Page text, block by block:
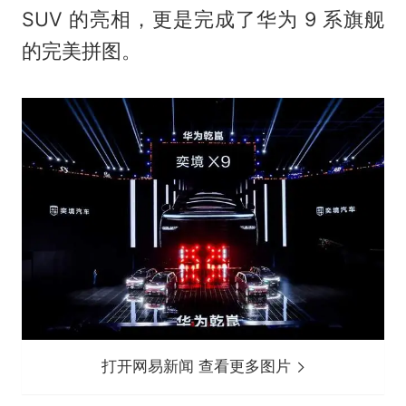
SUV 的亮相，更是完成了华为 9 系旗舰
的完美拼图。
打开网易新闻 查看更多图片